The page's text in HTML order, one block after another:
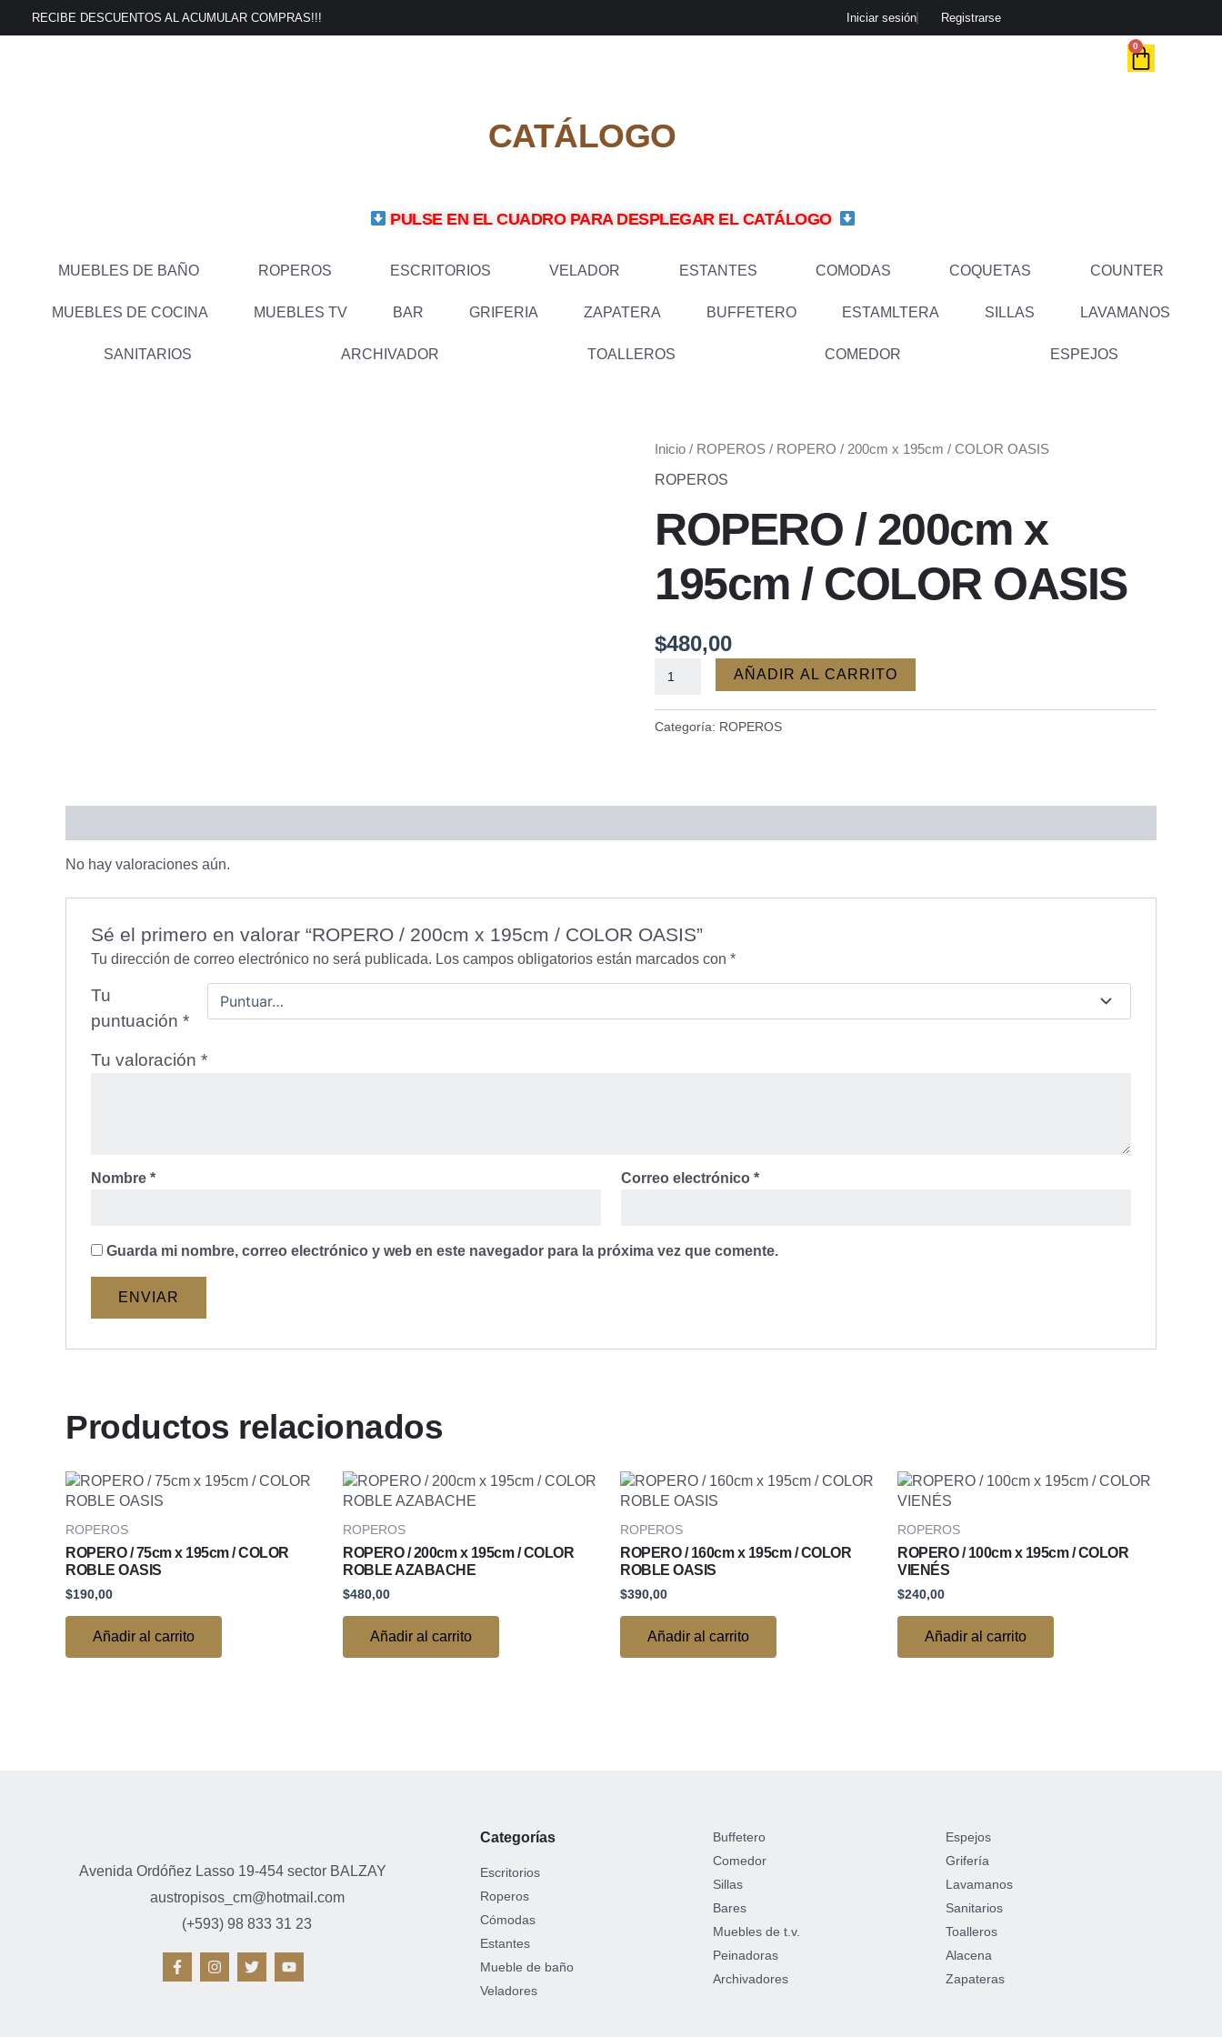
RECIBE DESCUENTOS AL ACUMULAR COMPRAS!!! Iniciar sesión Registrarse
0
CART
CATÁLOGO
PULSE EN EL CUADRO PARA DESPLEGAR EL CATÁLOGO
MUEBLES DE BAÑO ROPEROS ESCRITORIOS VELADOR ESTANTES COMODAS COQUETAS COUNTER
MUEBLES DE COCINA MUEBLES TV BAR GRIFERIA ZAPATERA BUFFETERO ESTAMLTERA SILLAS LAVAMANOS
SANITARIOS ARCHIVADOR TOALLEROS COMEDOR ESPEJOS
Inicio / ROPEROS / ROPERO / 200cm x 195cm / COLOR OASIS
ROPEROS
ROPERO / 200cm x
195cm / COLOR OASIS
$480,00
ROPERO
/
x
195cm
COLOR
OASIS
AÑADIR AL CARRITO
Categoría: ROPEROS
No hay valoraciones aún.
Sé el primero en valorar “ROPERO / 200cm x 195cm / COLOR OASIS”
Tu dirección de correo electrónico no será publicada. Los campos obligatorios están marcados con *
Tu
puntuación *
Tu valoración *
Nombre * Correo electrónico*
Guarda mi nombre, correo electrónico y web en este navegador para la próxima vez que comente.
Productos relacionados
ROPEROS
ROPERO / 75cm x 195cm / COLOR
ROBLE OASIS
$190,00
Añadir al carrito
ROPEROS
ROPERO / 200cm x 195cm / COLOR
ROBLE AZABACHE
$480,00
Añadir al carrito
ROPEROS
ROPERO / 160cm x 195cm / COLOR
ROBLE OASIS
$390,00
Añadir al carrito
ROPEROS
ROPERO / 100cm x 195cm / COLOR
VIENÉS
$240,00
Añadir al carrito
Avenida Ordóñez Lasso 19-454 sector BALZAY
austropisos_cm@hotmail.com
(+593) 98 833 31 23
F
a
I
n
T
w
Y
o
Categorías
Escritorios
Roperos
Cómodas
Estantes
Mueble de baño
Veladores
Buffetero
Comedor
Sillas
Bares
Muebles de t.v.
Peinadoras
Archivadores
Espejos
Grifería
Lavamanos
Sanitarios
Toalleros
Alacena
Zapateras